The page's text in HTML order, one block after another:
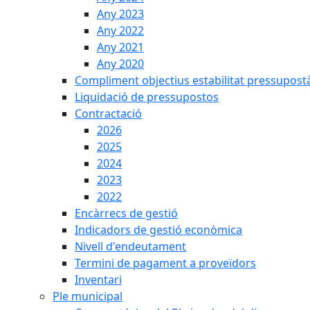
Any 2023
Any 2022
Any 2021
Any 2020
Compliment objectius estabilitat
Liquidació de pressupostos
Contractació
2026
2025
2024
2023
2022
Encàrrecs de gestió
Indicadors de gestió econòmica
Nivell d'endeutament
Termini de pagament a proveïdors
Inventari
Ple municipal